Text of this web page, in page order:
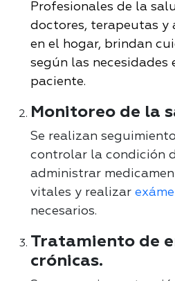
Profesionales de la
doctores, terapeutas y
en el hogar, brindan
según las necesidades
paciente.
Monitoreo de la
Se realizan
controlar la condición
administrar
vitales y realizar
necesarios.
Tratamiento de
crónicas.